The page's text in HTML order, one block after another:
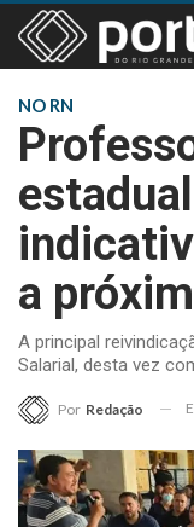
NO RN
a
A principal
Salarial, desta vez
Por Redação